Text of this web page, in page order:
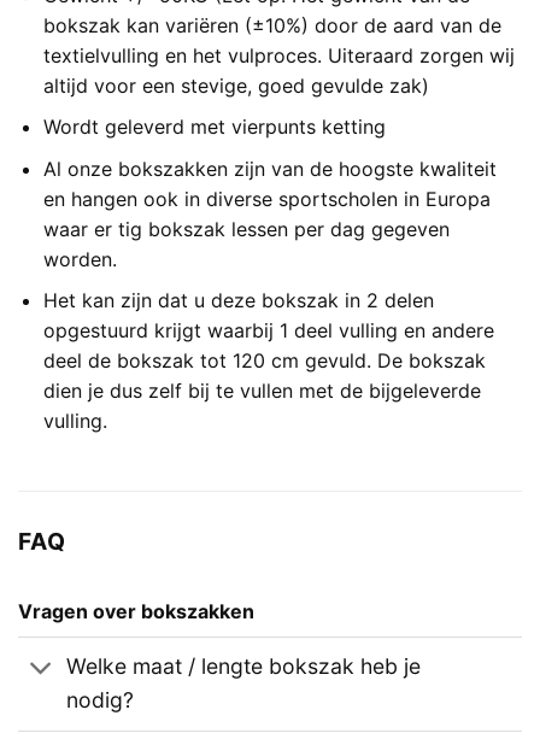
bokszak kan variëren (±10%) door de aard van de
textielvulling en het vulproces. Uiteraard zorgen wij
altijd voor een stevige, goed gevulde zak)
Wordt geleverd met vierpunts ketting
Al onze bokszakken zijn van de hoogste kwaliteit
en hangen ook in diverse sportscholen in Europa
waar er tig bokszak lessen per dag gegeven
worden.
Het kan zijn dat u deze bokszak in 2 delen
opgestuurd krijgt waarbij 1 deel vulling en andere
deel de bokszak tot 120 cm gevuld. De bokszak
dien je dus zelf bij te vullen met de bijgeleverde
vulling.
FAQ
Vragen over bokszakken
Welke maat / lengte bokszak heb je
nodig?